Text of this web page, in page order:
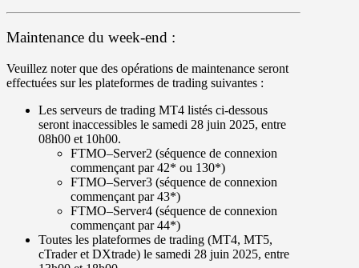
Maintenance du week-end :
Veuillez noter que des opérations de maintenance seront
effectuées sur les plateformes de trading suivantes :
Les serveurs de trading MT4 listés ci-dessous
seront inaccessibles le samedi 28 juin 2025, entre
08h00 et 10h00.
FTMO–Server2 (séquence de connexion
commençant par42* ou 130*)
FTMO–Server3 (séquence de connexion
commençant par43*)
FTMO–Server4 (séquence de connexion
commençant par44*)
Toutes les plateformes de trading (MT4, MT5,
cTraderet DXtrade) le samedi 28 juin 2025, entre